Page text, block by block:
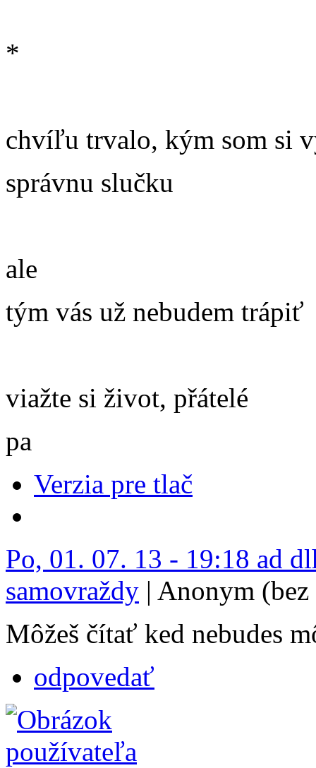
*
chvíľu trvalo, kým som si
správnu slučku
ale
tým vás už nebudem trápiť
viažte si život, přátelé
pa
Verzia pre tlač
Po, 01. 07. 13 - 19:18 ad
samovraždy | Anonym
Môžeš čítať ked nebudes
odpovedať